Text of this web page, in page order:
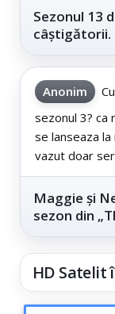
Sezonul 13
câștigătorii.
Anonim
sezonul 3? ca
se lanseaza
vazut doar
Maggie și
sezon din
HD Satelit